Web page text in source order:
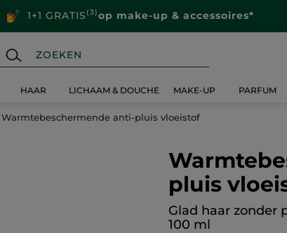
1+1 GRATIS (3)op make-up & accessoires*
HAAR LICHAAM & DOUCHE MAKE-UP PARFUM
Warmtebeschermende anti-pluis vloeistof
pluis
Glad haar zonder
100 ml